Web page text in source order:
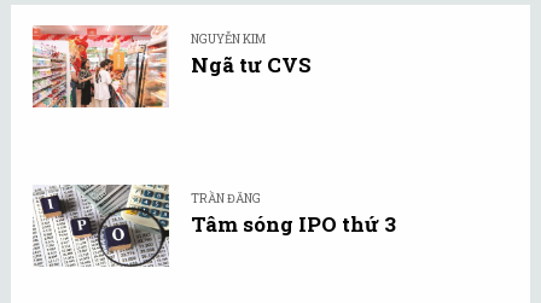
NGUYỄN KIM
Ngã tư CVS
TRẦN ĐĂNG
Tâm sóng IPO thứ 3